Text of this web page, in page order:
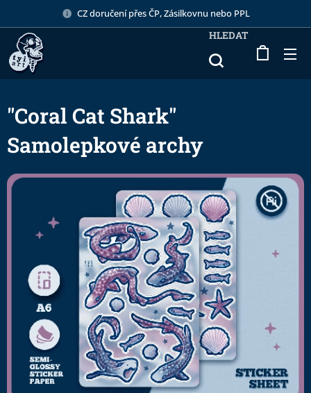
CZ doručení přes ČP, Zásilkovnu nebo PPL
HLEDAT
"Coral Cat Shark"
Samolepkové archy